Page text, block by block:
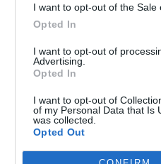
I want to opt-out of the Sale
Opted In
I want to opt-out of
Advertising.
Opted In
I want to opt-out of
of my Personal Data that Is
was collected.
Opted Out